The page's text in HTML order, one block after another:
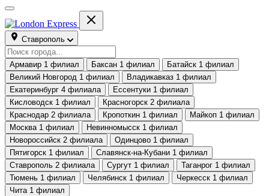
Ставрополь
Армавир 1 филиал Баксан 1 филиал Батайск 1 филиал
Великий Новгород 1 филиал Владикавказ 1 филиал
Екатеринбург 4 филиала Ессентуки 1 филиал
Кисловодск 1 филиал Красногорск 2 филиала
Краснодар 2 филиала Кропоткин 1 филиал Майкоп 1 филиал
Москва 1 филиал Невинномысск 1 филиал
Новороссийск 2 филиала Одинцово 1 филиал
Пятигорск 1 филиал Славянск-на-Кубани 1 филиал
Ставрополь 2 филиала Сургут 1 филиал Таганрог 1 филиал
Тюмень 1 филиал Челябинск 1 филиал Черкесск 1 филиал
Чита 1 филиал